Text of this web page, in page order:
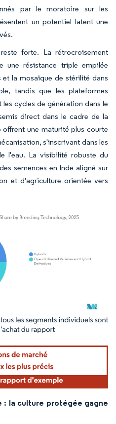
par le moratoire sur les
un potentiel latent une
forte. La rétrocroisement
une résistance triple empilée
la mosaïque de stérilité dans
tandis que les plateformes
cycles de génération dans le
direct dans le cadre de la
offrent une maturité plus courte
s'inscrivant dans les
l'eau. La visibilité robuste du
semences en Inde aligné sur
et d'agriculture orientée vers
nécessite une attribution sous CC BY
: la culture protégée gagne